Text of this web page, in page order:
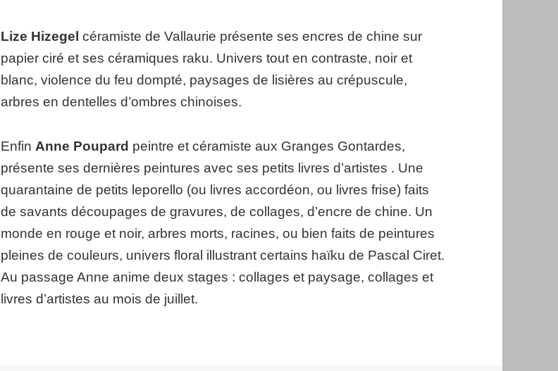
Lize Hizegel céramiste de Vallaurie présente ses encres de chine sur
papier ciré et ses céramiques raku. Univers tout en contraste, noir et
blanc, violence du feu dompté, paysages de lisières au crépuscule,
arbres en dentelles d’ombres chinoises.
Enfin Anne Poupard peintre et céramiste aux Granges Gontardes,
présente ses dernières peintures avec ses petits livres d’artistes . Une
quarantaine de petits leporello (ou livres accordéon, ou livres frise) faits
de savants découpages de gravures, de collages, d’encre de chine. Un
monde en rouge et noir, arbres morts, racines, ou bien faits de peintures
pleines de couleurs, univers floral illustrant certains haïku de Pascal Ciret.
Au passage Anne anime deux stages : collages et paysage, collages et
livres d’artistes au mois de juillet.